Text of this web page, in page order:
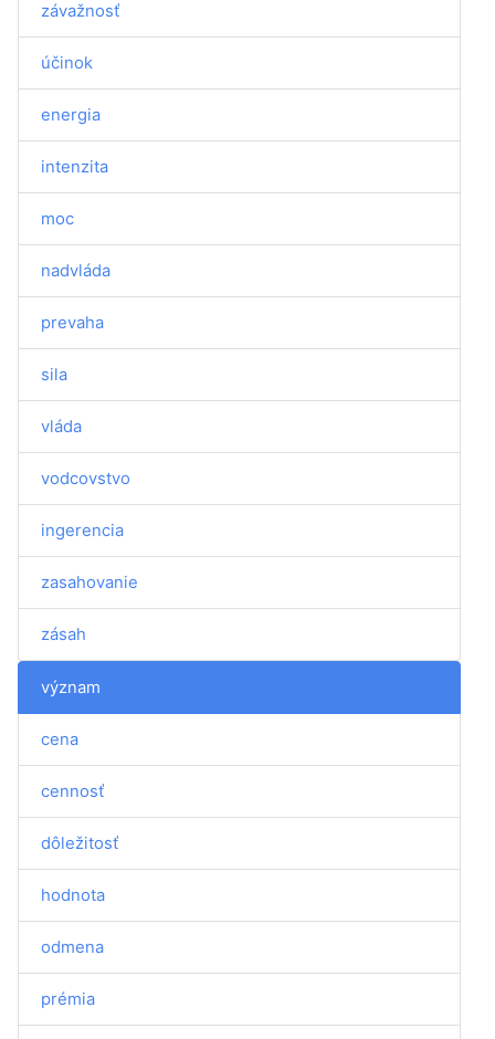
závažnosť
účinok
energia
intenzita
moc
nadvláda
prevaha
sila
vláda
vodcovstvo
ingerencia
zasahovanie
zásah
význam
cena
cennosť
dôležitosť
hodnota
odmena
prémia